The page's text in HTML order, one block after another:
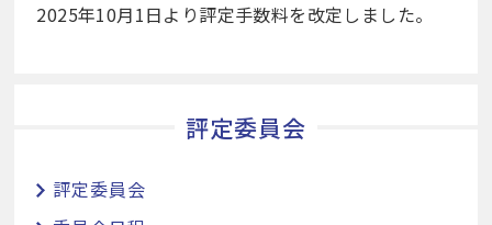
2025年10月1日より評定手数料を改定しました。
評定委員会
評定委員会